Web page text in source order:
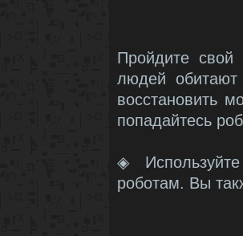
Пройдите свой
людей
восстановить
попадайтесь
◈
роботам. Вы